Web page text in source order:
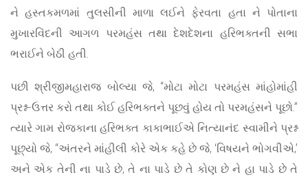
ને હસ્તકમળમાં તુલસીની માળા લઈને ફેરવતા હતા ને પોતાના
મુખારવિંદની આગળ પરમહંસ તથા દેશદેશના હરિભક્તની સભા
ભરાઈને બેઠી હતી.
પછી શ્રીજીમહારાજ બોલ્યા જે, “મોટા મોટા પરમહંસ માંહોમાંહી
પ્રશ્ન-ઉત્તર કરો તથા કોઈ હરિભક્તને પૂછવું હોય તો પરમહંસને પૂછો.”
ત્યારે ગામ રોજકાના હરિભક્ત કાકાભાઈએ નિત્યાનંદ સ્વામીને પ્રશ્ન
પૂછ્યો જે, “અંતરને માંહીલી કોરે એક કહે છે જે, ‘વિષયને ભોગવીએ,’
અને એક તેની ના પાડે છે, તે ના પાડે છે તે કોણ છે ને હા પાડે છે તે